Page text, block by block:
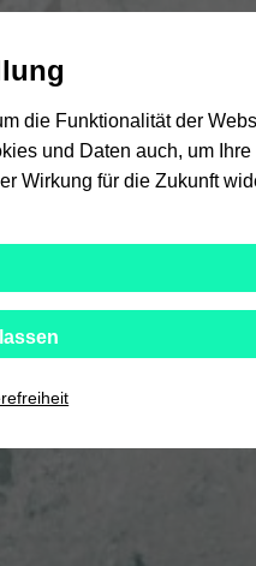
die Funktionalität der
und Daten auch, um
Wirkung für die Zukunft